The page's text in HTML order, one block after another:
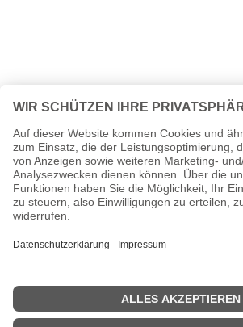
Ihre Nachricht
NACHRICHT
ABSENDEN!
Datenschutzerklärung